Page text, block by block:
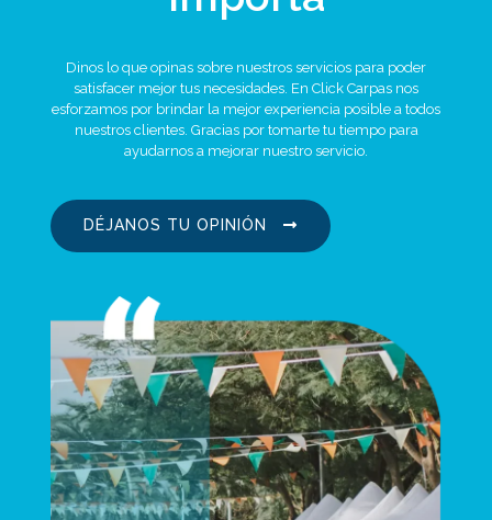
Dinos lo que opinas sobre nuestros servicios para poder
satisfacer mejor tus necesidades. En Click Carpas nos
esforzamos por brindar la mejor experiencia posible a todos
nuestros clientes. Gracias por tomarte tu tiempo para
ayudarnos a mejorar nuestro servicio.
DÉJANOS TU OPINIÓN